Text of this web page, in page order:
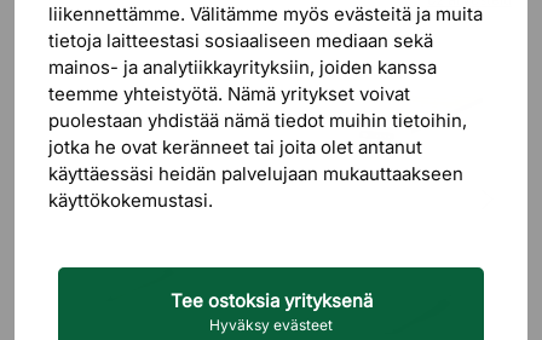
liikennettämme. Välitämme myös evästeitä ja muita
tietoja laitteestasi sosiaaliseen mediaan sekä
mainos- ja analytiikkayrityksiin, joiden kanssa
teemme yhteistyötä. Nämä yritykset voivat
puolestaan ​​yhdistää nämä tiedot muihin tietoihin,
jotka he ovat keränneet tai joita olet antanut
käyttäessäsi heidän palvelujaan mukauttaakseen
käyttökokemustasi.
Tee ostoksia yrityksenä
Hyväksy evästeet